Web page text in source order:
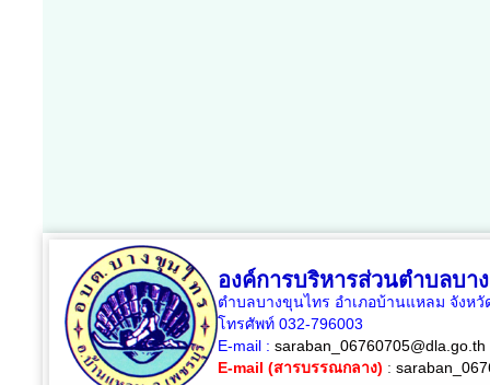
องค์การบริหารส่วนตำบลบา
ตำบลบางขุนไทร อำเภอบ้านแหลม จังหวั
โทรศัพท์ 032-796003
E-mail : saraban_06760705@dla.go.th
E-mail (สารบรรณกลาง) :